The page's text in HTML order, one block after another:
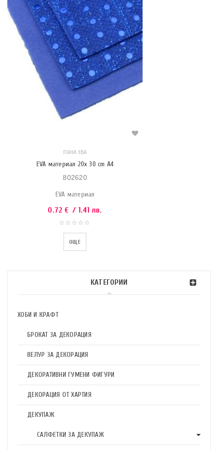
КАТЕГОРИИ
ХОБИ И КРАФТ
БРОКАТ ЗА ДЕКОРАЦИЯ
ВЕЛУР ЗА ДЕКОРАЦИЯ
ДЕКОРАТИВНИ ГУМЕНИ ФИГУРИ
ДЕКОРАЦИЯ ОТ ХАРТИЯ
ДЕКУПАЖ
САЛФЕТКИ ЗА ДЕКУПАЖ
ПЯНА ЕВА
EVA материал 20x 30 cm A4
802620
EVA материал
0.72 € / 1.41 лв.
ОЩЕ